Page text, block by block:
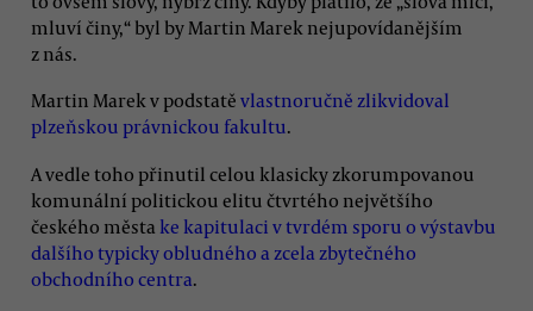
mluví činy,“ byl by Martin Marek nejupovídanějším
z nás.
Martin Marek v podstatě vlastnoručně zlikvidoval
plzeňskou právnickou fakultu.
A vedle toho přinutil celou klasicky zkorumpovanou
komunální politickou elitu čtvrtého největšího
českého města ke kapitulaci v tvrdém sporu o výstavbu
dalšího typicky obludného a zcela zbytečného
obchodního centra.